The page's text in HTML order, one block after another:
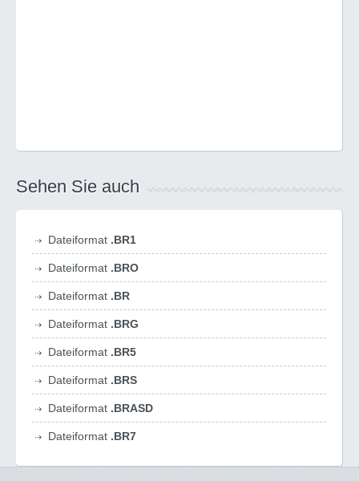
Sehen Sie auch
Dateiformat .BR1
Dateiformat .BRO
Dateiformat .BR
Dateiformat .BRG
Dateiformat .BR5
Dateiformat .BRS
Dateiformat .BRASD
Dateiformat .BR7